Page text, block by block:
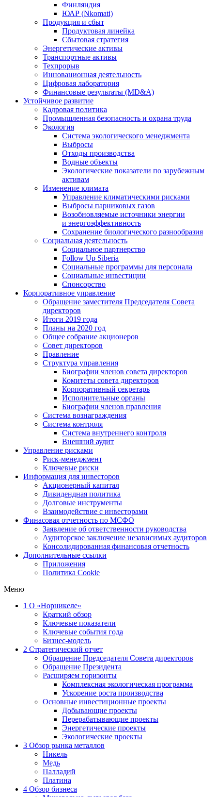
Финляндия
ЮАР (Nkomati)
Продукция и сбыт
Продуктовая линейка
Сбытовая стратегия
Энергетические активы
Транспортные активы
Техпрорыв
Инновационная деятельность
Цифровая лаборатория
Финансовые результаты (MD&A)
Устойчивое развитие
Кадровая политика
Промышленная безопасность и охрана труда
Экология
Система экологического менеджмента
Выбросы
Отходы производства
Водные объекты
Экологические показатели по зарубежным
активам
Изменение климата
Управление климатическими рисками
Выбросы парниковых газов
Возобновляемые источники энергии
и энергоэффективность
Сохранение биологического разнообразия
Социальная деятельность
Социальное партнерство
Follow Up Siberia
Социальные программы для персонала
Социальные инвестиции
Спонсорство
Корпоративное управление
Обращение заместителя Председателя Совета
директоров
Итоги 2019 года
Планы на 2020 год
Общее собрание акционеров
Совет директоров
Правление
Структура управления
Биографии членов совета директоров
Комитеты совета директоров
Корпоративный секретарь
Исполнительные органы
Биографии членов правления
Система вознаграждения
Система контроля
Система внутреннего контроля
Внешний аудит
Управление рисками
Риск-менеджмент
Ключевые риски
Информация для инвесторов
Акционерный капитал
Дивидендная политика
Долговые инструменты
Взаимодействие с инвеcторами
Финасовая отчетность по МСФО
Заявление об ответственности руководства
Аудиторское заключение независимых аудиторов
Консолидированная финансовая отчетность
Дополнительные ссылки
Приложения
Политика Cookie
Меню
1 О «Норникеле»
Краткий обзор
Ключевые показатели
Ключевые события года
Бизнес-модель
2 Стратегический отчет
Обращение Председателя Совета директоров
Обращение Президента
Расширяем горизонты
Комплексная экологическая программа
Ускорение роста производства
Основные инвестиционные проекты
Добывающие проекты
Перерабатывающие проекты
Энергетические проекты
Экологические проекты
3 Обзор рынка металлов
Никель
Медь
Палладий
Платина
4 Обзор бизнеса